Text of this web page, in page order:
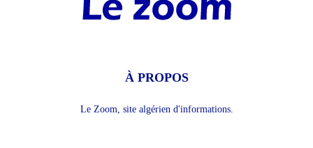
À PROPOS
Le Zoom, site algérien d'informations.